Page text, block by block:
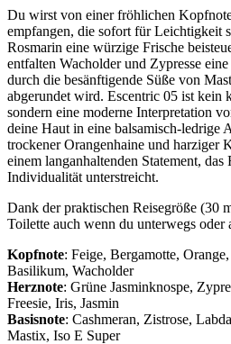
Du wirst von einer fröhlichen
empfangen, die sofort für Leichtigkeit
Rosmarin eine würzige Frische
entfalten Wacholder und Zypresse
durch die besänftigende Süße von
abgerundet wird. Escentric 05 ist kein
sondern eine moderne Interpretation
deine Haut in eine balsamisch-ledrige
trockener Orangenhaine und harziger
einem langanhaltenden Statement,
Individualität unterstreicht.
Dank der praktischen Reisegröße (30
Toilette auch wenn du unterwegs oder
Kopfnote: Feige, Bergamotte,
Basilikum, Wacholder
Herznote: Grüne Jasminknospe,
Freesie, Iris, Jasmin
Basisnote: Cashmeran, Zistrose,
Mastix, Iso E Super